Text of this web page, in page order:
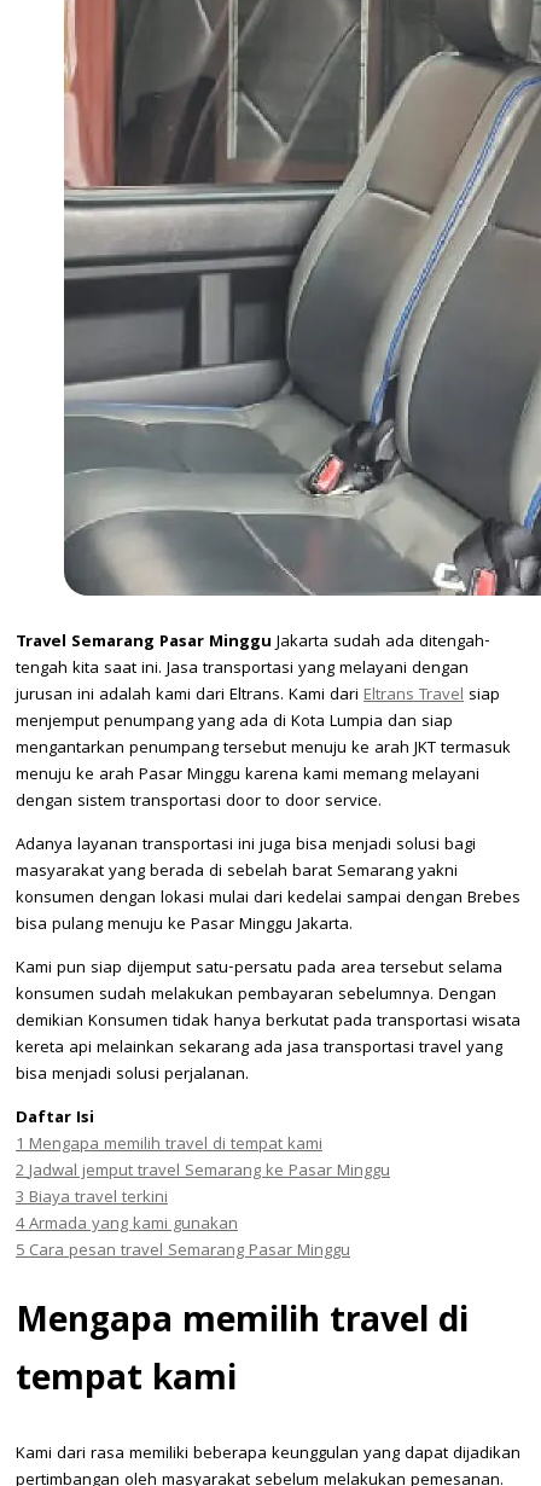
Travel Semarang Pasar MingguJakarta sudah ada ditengah-
tengah kita saat ini. Jasa transportasi yang melayani dengan
jurusan ini adalah kami dari Eltrans. Kami dari Eltrans Travel siap
menjemput penumpang yang ada di Kota Lumpia dan siap
mengantarkan penumpang tersebut menuju ke arah JKT termasuk
menuju ke arah Pasar Minggu karena kami memang melayani
dengan sistem transportasi door to door service.
Adanya layanan transportasi ini juga bisa menjadi solusi bagi
masyarakat yang berada di sebelah barat Semarang yakni
konsumen dengan lokasi mulai dari kedelai sampai dengan Brebes
bisa pulang menuju ke Pasar Minggu Jakarta.
Kami pun siap dijemput satu-persatu pada area tersebut selama
konsumen sudah melakukan pembayaran sebelumnya. Dengan
demikian Konsumen tidak hanya berkutat pada transportasi wisata
kereta api melainkan sekarang ada jasa transportasi travel yang
bisa menjadi solusi perjalanan.
Daftar Isi
1Mengapa memilih travel di tempat kami
2Jadwal jemput travel Semarang ke Pasar Minggu
3Biaya travel terkini
4Armada yang kami gunakan
5Cara pesan travel Semarang Pasar Minggu
Mengapa memilih travel di
tempat kami
Kami dari rasa memiliki beberapa keunggulan yang dapat dijadikan